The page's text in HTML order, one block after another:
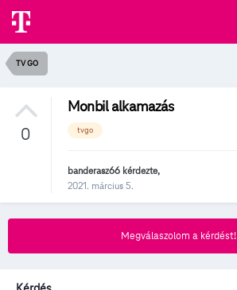
TV GO
0
Monbil alkamazás
tvgo
banderasz66 kérdezte,
2021. március 5.
Megválaszolom a kérdést!